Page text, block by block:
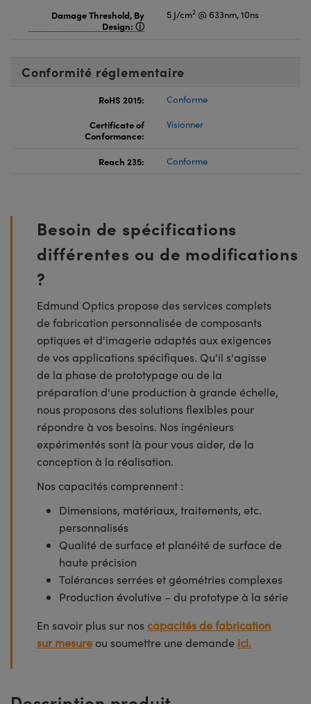
Damage Threshold, By
Design:
5 J/cm2 @ 633nm, 10ns
Conformité réglementaire
RoHS 2015:
Conforme
Certificate of
Conformance:
Visionner
Reach 235: Conforme
Besoin de spécifications
différentes ou de modifications
?
Edmund Optics propose des services complets
de fabrication personnalisée de composants
optiques et d'imagerie adaptés aux exigences
de vos applications spécifiques. Qu'il s'agisse
de la phase de prototypage ou de la
préparation d'une production à grande échelle,
nous proposons des solutions flexibles pour
répondre à vos besoins. Nos ingénieurs
expérimentés sont là pour vous aider, de la
conception à la réalisation.
Nos capacités comprennent :
Dimensions, matériaux, traitements, etc.
personnalisés
Qualité de surface et planéité de surface de
haute précision
Tolérances serrées et géométries complexes
Production évolutive – du prototype à la série
En savoir plus sur nos capacités de fabrication
sur mesure ou soumettre une demande ici.